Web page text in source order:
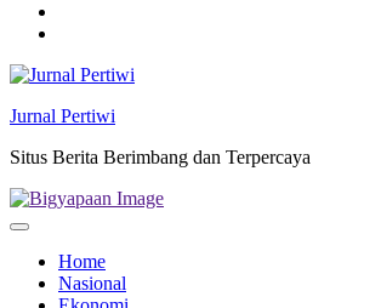
Jurnal Pertiwi
Situs Berita Berimbang dan Terpercaya
Home
Nasional